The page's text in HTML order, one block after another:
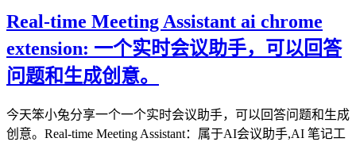
Real-time Meeting Assistant ai chrome
extension: 一个实时会议助手，可以回答
问题和生成创意。
今天笨小兔分享一个一个实时会议助手，可以回答问题和生成
创意。Real-time Meeting Assistant：属于AI会议助手,AI 笔记工